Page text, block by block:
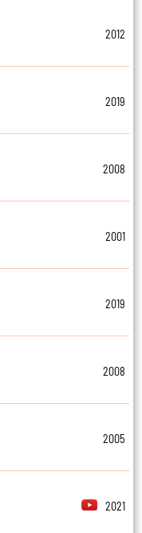
2012
2019
2008
2001
2019
2008
2005
2021